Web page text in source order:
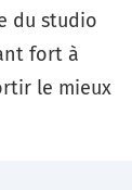
du studio
fort à
le mieux